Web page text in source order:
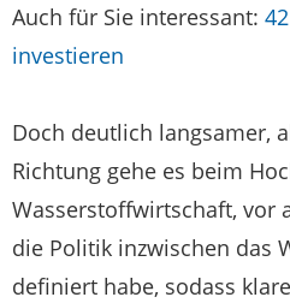
Auch für Sie interessant:
investieren
Doch deutlich langsamer,
Richtung gehe es beim
Wasserstoffwirtschaft, vor
die Politik inzwischen das
definiert habe, sodass